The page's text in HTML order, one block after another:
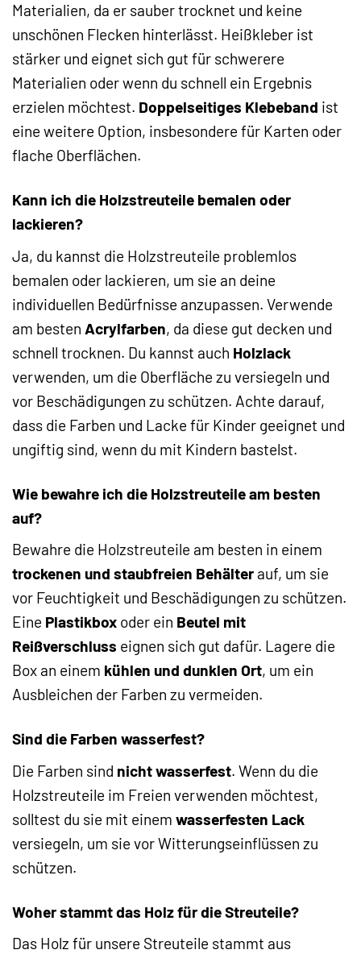
Materialien, da er sauber trocknet und keine
unschönen Flecken hinterlässt. Heißkleber ist
stärker und eignet sich gut für schwerere
Materialien oder wenn du schnell ein Ergebnis
erzielen möchtest. Doppelseitiges Klebeband ist
eine weitere Option, insbesondere für Karten oder
flache Oberflächen.
Kann ich die Holzstreuteile bemalen oder
lackieren?
Ja, du kannst die Holzstreuteile problemlos
bemalen oder lackieren, um sie an deine
individuellen Bedürfnisse anzupassen. Verwende
am besten Acrylfarben, da diese gut decken und
schnell trocknen. Du kannst auch Holzlack
verwenden, um die Oberfläche zu versiegeln und
vor Beschädigungen zu schützen. Achte darauf,
dass die Farben und Lacke für Kinder geeignet und
ungiftig sind, wenn du mit Kindern bastelst.
Wie bewahre ich die Holzstreuteile am besten
auf?
Bewahre die Holzstreuteile am besten in einem
trockenen und staubfreien Behälter auf, um sie
vor Feuchtigkeit und Beschädigungen zu schützen.
Eine Plastikbox oder ein Beutel mit
Reißverschluss eignen sich gut dafür. Lagere die
Box an einem kühlen und dunklen Ort, um ein
Ausbleichen der Farben zu vermeiden.
Sind die Farben wasserfest?
Die Farben sind nicht wasserfest. Wenn du die
Holzstreuteile im Freien verwenden möchtest,
solltest du sie mit einem wasserfesten Lack
versiegeln, um sie vor Witterungseinflüssen zu
schützen.
Woher stammt das Holz für die Streuteile?
Das Holz für unsere Streuteile stammt aus